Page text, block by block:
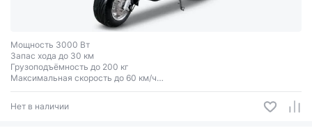
Мощность 3000 Вт
Запас хода до 30 км
Грузоподъёмность до 200 кг
Максимальная скорость до 60 км/ч
Двухместный
Нет в наличии